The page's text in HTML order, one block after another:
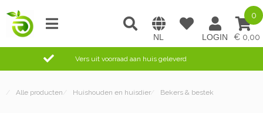
0,00
0
Vers uit voorraad aan huis geleverd
/ Alle producten / Huishouden en huisdier/ Bekers & bestek